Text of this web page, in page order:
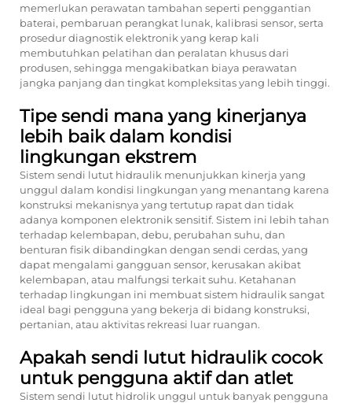
memerlukan perawatan tambahan seperti penggantian
baterai, pembaruan perangkat lunak, kalibrasi sensor, serta
prosedur diagnostik elektronik yang kerap kali
membutuhkan pelatihan dan peralatan khusus dari
produsen, sehingga mengakibatkan biaya perawatan
jangka panjang dan tingkat kompleksitas yang lebih tinggi.
Tipe sendi mana yang kinerjanya
lebih baik dalam kondisi
lingkungan ekstrem
Sistem sendi lutut hidraulik menunjukkan kinerja yang
unggul dalam kondisi lingkungan yang menantang karena
konstruksi mekanisnya yang tertutup rapat dan tidak
adanya komponen elektronik sensitif. Sistem ini lebih tahan
terhadap kelembapan, debu, perubahan suhu, dan
benturan fisik dibandingkan dengan sendi cerdas, yang
dapat mengalami gangguan sensor, kerusakan akibat
kelembapan, atau malfungsi terkait suhu. Ketahanan
terhadap lingkungan ini membuat sistem hidraulik sangat
ideal bagi pengguna yang bekerja di bidang konstruksi,
pertanian, atau aktivitas rekreasi luar ruangan.
Apakah sendi lutut hidraulik cocok
untuk pengguna aktif dan atlet
Sistem sendi lutut hidrolik unggul untuk banyak pengguna